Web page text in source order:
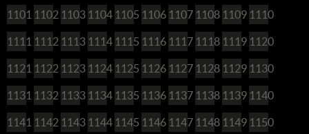
1101 1102 1103 1104 1105 1106 1107 1108 1109 1110
1111 1112 1113 1114 1115 1116 1117 1118 1119 1120
1121 1122 1123 1124 1125 1126 1127 1128 1129 1130
1131 1132 1133 1134 1135 1136 1137 1138 1139 1140
1141 1142 1143 1144 1145 1146 1147 1148 1149 1150